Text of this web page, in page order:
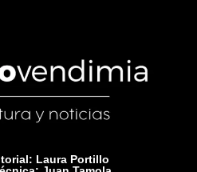
Laura Portillo